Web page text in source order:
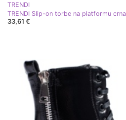
TRENDI
TRENDI Slip-on torbe na platformu crna
33,61 €